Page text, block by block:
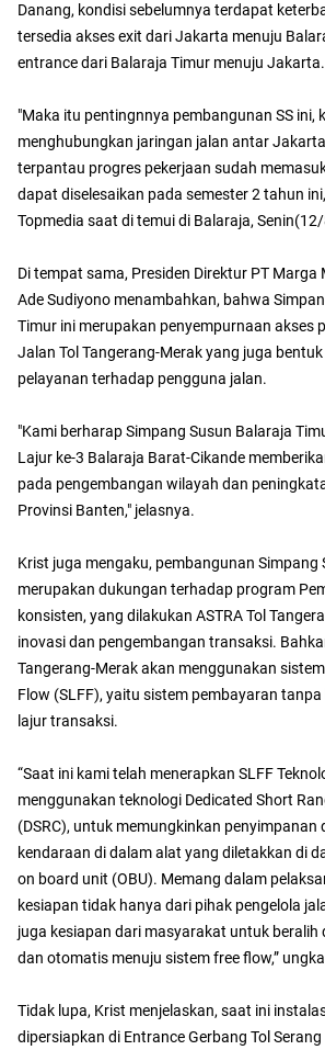
Danang, kondisi sebelumnya terdapat
tersedia akses exit dari Jakarta menuju
entrance dari Balaraja Timur menuju Jakarta.
"Maka itu pentingnnya pembangunan SS ini,
menghubungkan jaringan jalan antar
terpantau progres pekerjaan sudah
dapat diselesaikan pada semester 2 tahun
Topmedia saat di temui di Balaraja,
Di tempat sama, Presiden Direktur PT
Ade Sudiyono menambahkan, bahwa
Timur ini merupakan penyempurnaan akses
Jalan Tol Tangerang-Merak yang juga
pelayanan terhadap pengguna jalan.
"Kami berharap Simpang Susun Balaraja
Lajur ke-3 Balaraja Barat-Cikande
pada pengembangan wilayah dan
Provinsi Banten," jelasnya.
Krist juga mengaku, pembangunan Simpang
merupakan dukungan terhadap program
konsisten, yang dilakukan ASTRA Tol
inovasi dan pengembangan transaksi.
Tangerang-Merak akan menggunakan
Flow (SLFF), yaitu sistem pembayaran
lajur transaksi.
“Saat ini kami telah menerapkan SLFF
menggunakan teknologi Dedicated Short
(DSRC), untuk memungkinkan
kendaraan di dalam alat yang diletakkan di
on board unit (OBU). Memang dalam
kesiapan tidak hanya dari pihak pengelola
juga kesiapan dari masyarakat untuk beralih
dan otomatis menuju sistem free flow,”
Tidak lupa, Krist menjelaskan, saat ini
dipersiapkan di Entrance Gerbang Tol